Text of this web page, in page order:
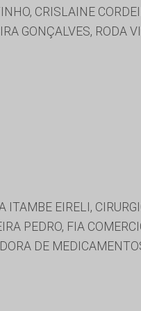
CRISLAINE
GONÇALVES, RODA
EIRELI,
PEDRO, FIA
DE